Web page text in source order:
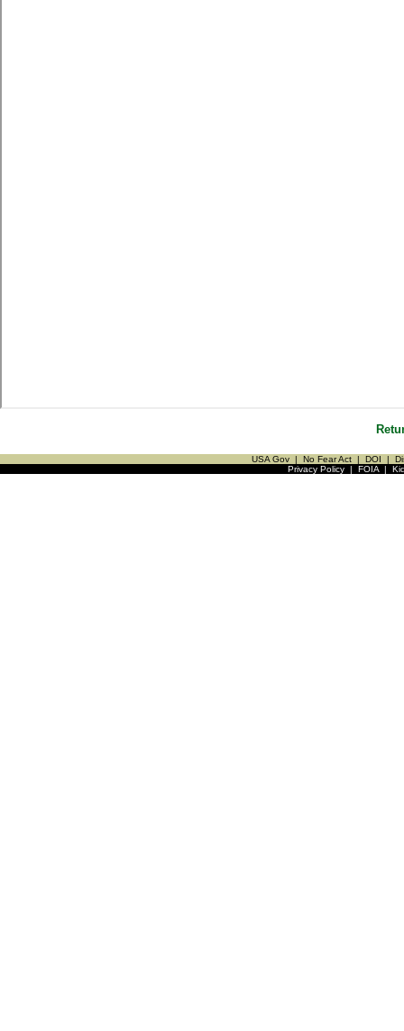
USA Gov | No Fear Act | DOI |
Privacy Policy| FOIA|